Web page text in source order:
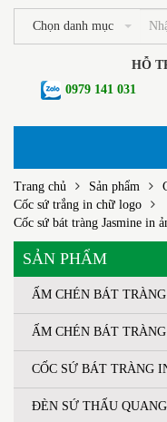
Chọn danh mục
HỖ
0979 141 031
Trang chủ Sản phẩm
Cốc sứ trắng in chữ logo
Cốc sứ bát tràng Jasmine in
SẢN PHẨM
ẤM CHÉN BÁT
ẤM CHÉN BÁT TRÀNG
CỐC SỨ BÁT TRÀNG
ĐÈN SỨ THẤU QUANG